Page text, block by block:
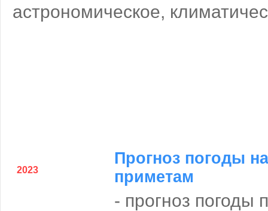
астрономическое,
2023
Прогноз погоды
приметам
- прогноз погоды